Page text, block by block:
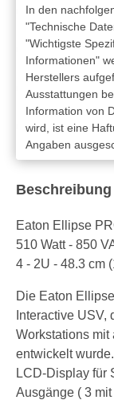
In den
"Technische
"Wichtigste
Informationen"
Herstellers
Ausstattungen
Information von
wird, ist eine
Angaben
Beschreibung
Eaton Ellipse
510 Watt - 850
4 - 2U - 48.3 cm
Die Eaton
Interactive
Workstations
entwickelt
LCD-Display für
Ausgänge ( 3